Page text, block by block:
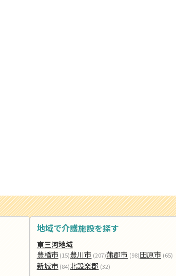
地域で介護施設を探す
東三河地域
豊橋市 (15)豊川市 (207)蒲郡市 (98)田原市 (65)
新城市 (84)北設楽郡 (32)